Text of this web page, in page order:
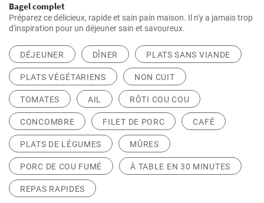
Bagel complet
Préparez ce délicieux, rapide et sain pain maison. Il n'y a jamais trop
d'inspiration pour un déjeuner sain et savoureux.
DÉJEUNER DÎNER PLATS SANS VIANDE
PLATS VÉGÉTARIENS NON CUIT
TOMATES AIL RÔTI COU COU
CONCOMBRE FILET DE PORC CAFÉ
PLATS DE LÉGUMES MÛRES
PORC DE COU FUMÉ À TABLE EN 30 MINUTES
REPAS RAPIDES